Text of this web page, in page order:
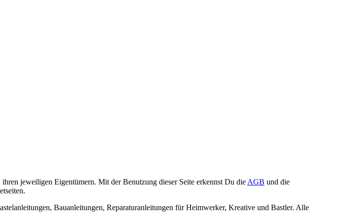
jeweiligen Eigentümern. Mit der Benutzung dieser Seite erkennst Du die AGB und die
Bauanleitungen, Reparaturanleitungen für Heimwerker, Kreative und Bastler. Alle